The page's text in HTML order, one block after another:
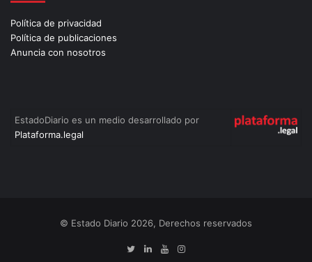
Política de privacidad
Política de publicaciones
Anuncia con nosotros
EstadoDiario es un medio desarrollado por
Plataforma.legal
© Estado Diario 2026, Derechos reservados